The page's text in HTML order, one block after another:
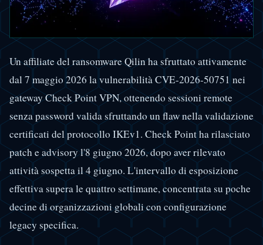
Un affiliate del ransomware Qilin ha sfruttato attivamente
dal 7 maggio 2026 la vulnerabilità CVE-2026-50751 nei
gateway Check Point VPN, ottenendo sessioni remote
senza password valida sfruttando un flaw nella validazione
certificati del protocollo IKEv1. Check Point ha rilasciato
patch e advisory l'8 giugno 2026, dopo aver rilevato
attività sospetta il 4 giugno. L'intervallo di esposizione
effettiva supera le quattro settimane, concentrata su poche
decine di organizzazioni globali con configurazione
legacy specifica.